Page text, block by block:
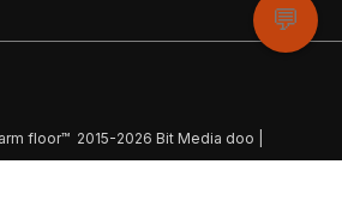
floor™ 2015-2026 Bit Media doo |
💬